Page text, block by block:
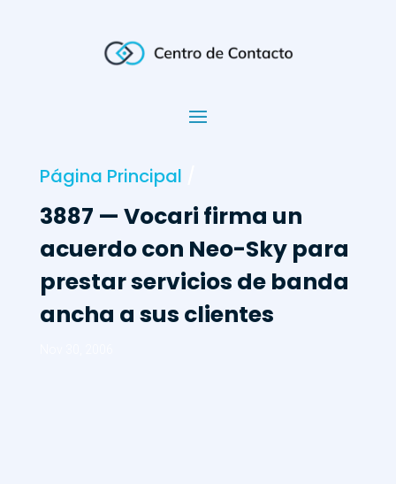
Página Principal
3887 — Vocari firma un
acuerdo con Neo-Sky para
prestar servicios de banda
ancha a sus clientes